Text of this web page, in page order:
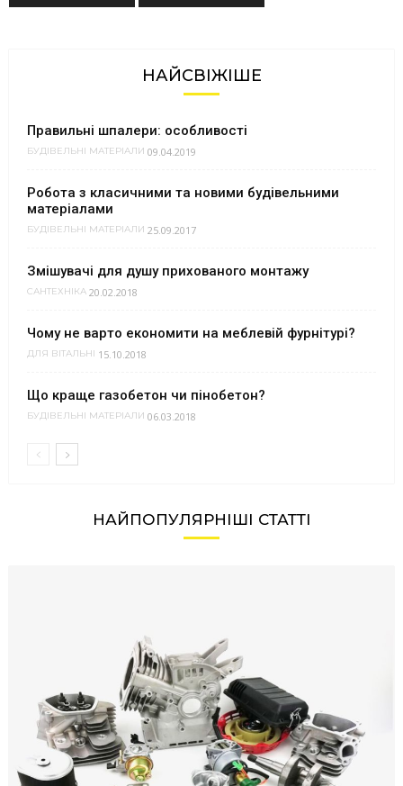
НАЙСВІЖІШЕ
Правильні шпалери: особливості
БУДІВЕЛЬНІ МАТЕРІАЛИ 09.04.2019
Робота з класичними та новими будівельними
матеріалами
БУДІВЕЛЬНІ МАТЕРІАЛИ 25.09.2017
Змішувачі для душу прихованого монтажу
САНТЕХНІКА 20.02.2018
Чому не варто економити на меблевій фурнітурі?
ДЛЯ ВІТАЛЬНІ 15.10.2018
Що краще газобетон чи пінобетон?
БУДІВЕЛЬНІ МАТЕРІАЛИ 06.03.2018
НАЙПОПУЛЯРНІШІ СТАТТІ